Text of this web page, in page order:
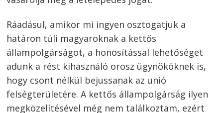
Ráadásul, amikor mi ingyen osztogatjuk a
határon túli magyaroknak a kettős
állampolgárságot, a honosítással lehetőséget
adunk a rést kihasználó orosz ügynököknek is,
hogy csont nélkül bejussanak az unió
felségterületére. A kettős állampolgárság ilyen
megközelítésével még nem találkoztam, ezért